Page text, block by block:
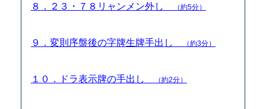
８．２３・７８リャンメン外し （約5分）
９．変則序盤後の字牌生牌手出し （約3分）
１０．ドラ表示牌の手出し （約2分）